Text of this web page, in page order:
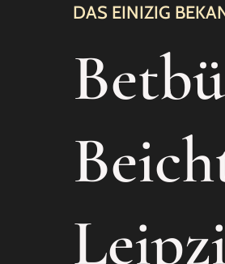
DAS EINIZIG